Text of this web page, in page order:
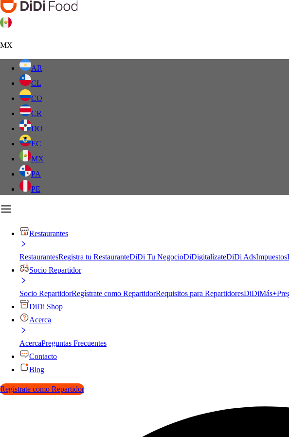
MX
AR
CL
CO
CR
DO
EC
MX
PA
PE
Restaurantes
RestaurantesRegistra tu RestauranteDiDi Tu NegocioDiDigitalízateDiDi AdsImpuestos
Socio Repartidor
Socio RepartidorRegístrate como RepartidorRequisitos para RepartidoresDiDiMás+
DiDi Shop
Acerca
AcercaPreguntas Frecuentes
Contacto
Blog
Regístrate como Repartidor